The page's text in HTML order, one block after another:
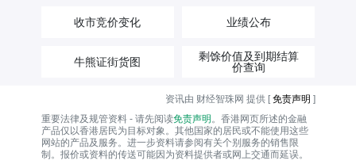
收市竞价变化 业绩公布
牛熊证街货图
剩馀价值及到期结算
价查询
资讯由 财经智珠网 提供 [免责声明 ]
重要法律及规管资料 - 请先阅读免责声明 。香港网页所述的金融
产品仅以香港居民为目标对象。其他国家的居民或不能使用这些
网站的产品及服务。进一步资料请参阅有关个别服务的销售限
制。报价或资料的传送可能因为资料提供者或网上交通而延误。